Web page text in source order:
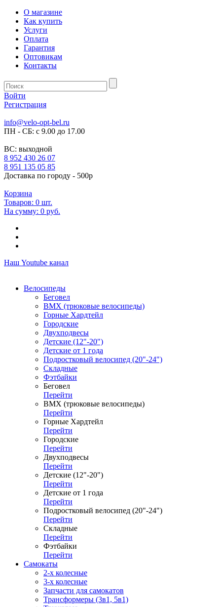
О магазине
Как купить
Услуги
Оплата
Гарантия
Оптовикам
Контакты
Войти
Регистрация
info@velo-opt-bel.ru
ПН - СБ: с 9.00 до 17.00
ВС: выходной
8 952 430 26 07
8 951 135 05 85
Доставка по городу - 500р
Корзина
Товаров: 0 шт.
На сумму: 0 руб.
Наш Youtube канал
Велосипеды
Беговел
ВМХ (трюковые велосипеды)
Горные Хардтейл
Городские
Двухподвесы
Детские (12"-20")
Детские от 1 года
Подростковый велосипед (20"-24")
Складные
Фэтбайки
Беговел
Перейти
ВМХ (трюковые велосипеды)
Перейти
Горные Хардтейл
Перейти
Городские
Перейти
Двухподвесы
Перейти
Детские (12"-20")
Перейти
Детские от 1 года
Перейти
Подростковый велосипед (20"-24")
Перейти
Складные
Перейти
Фэтбайки
Перейти
Самокаты
2-х колесные
3-х колесные
Запчасти для самокатов
Трансформеры (3в1, 5в1)